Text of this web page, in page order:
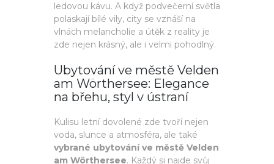
ledovou kávu. A když podvečerní světla
polaskají bílé vily, city se vznáší na
vlnách melancholie a útěk z reality je
zde nejen krásný, ale i velmi pohodlný.
Ubytování ve městě Velden
am Wörthersee: Elegance
na břehu, styl v ústraní
Kulisu letní dovolené zde tvoří nejen
voda, slunce a atmosféra, ale také
vybrané ubytování ve městě Velden
am Wörthersee. Každý si najde svůj